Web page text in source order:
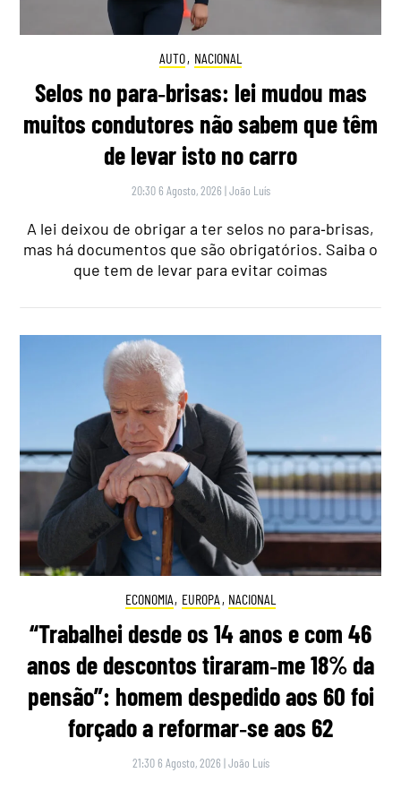
AUTO, NACIONAL
Selos no para‑brisas: lei mudou mas
muitos condutores não sabem que têm
de levar isto no carro
20:30 6 Agosto, 2026 |João Luís
A lei deixou de obrigar a ter selos no para‑brisas,
mas há documentos que são obrigatórios. Saiba o
que tem de levar para evitar coimas
ECONOMIA, EUROPA , NACIONAL
“Trabalhei desde os 14 anos e com 46
anos de descontos tiraram‑me 18% da
pensão”: homem despedido aos 60 foi
forçado a reformar‑se aos 62
21:30 6 Agosto, 2026 |João Luís